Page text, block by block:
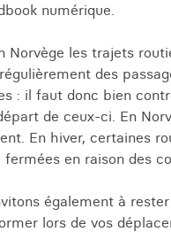
numérique.
Norvège les trajets
des
: il faut donc bien
de ceux-ci. En
En hiver, certaines
fermées en raison des
également à
lors de vos